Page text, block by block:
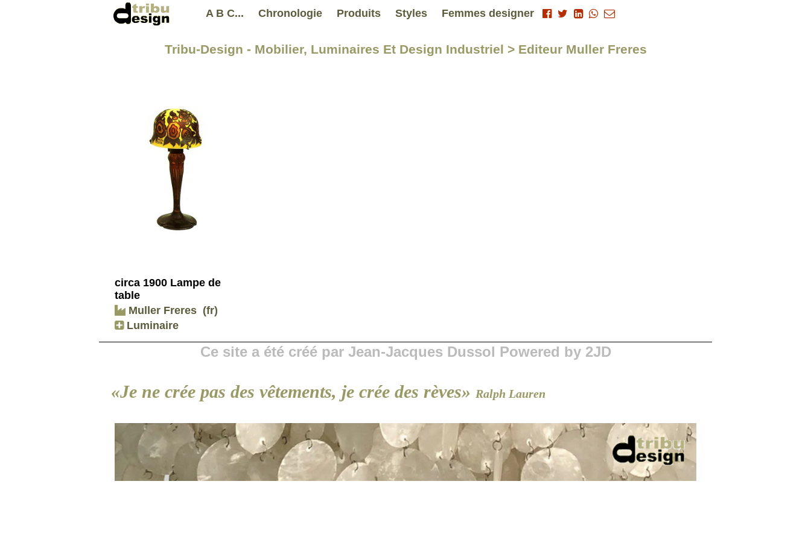
A B C... Chronologie Produits Styles Femmes designer
Tribu-Design - Mobilier, Luminaires Et Design Industriel > Editeur Muller Freres
circa 1900 Lampe de
table
Muller Freres (fr)
Luminaire
Ce site a été créé par Jean-Jacques Dussol Powered by 2JD
«Je ne crée pas des vêtements, je crée des rèves» Ralph Lauren